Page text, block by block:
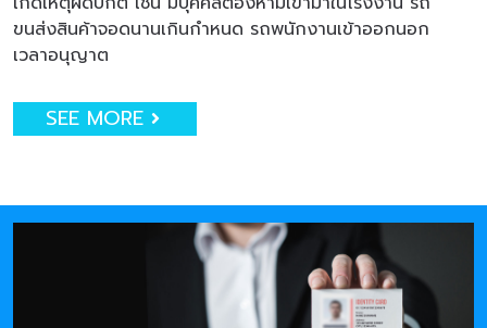
ขนส่งสินค้าจอดนานเกินกำหนด รถพนักงานเข้าออกนอก
เวลาอนุญาต
SEE MORE